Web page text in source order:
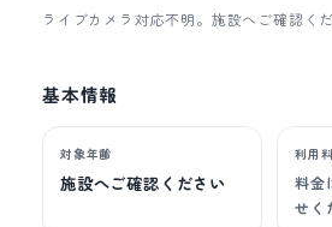
ライブカメラ対応不明。施設へご確認くだ
基本情報
対象年齢
施設へご確認ください
利用
料金
せく